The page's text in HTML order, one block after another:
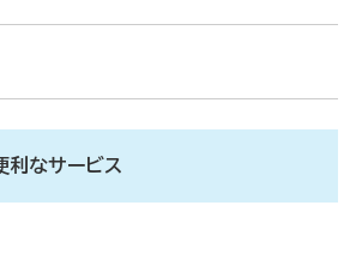
利なサービス